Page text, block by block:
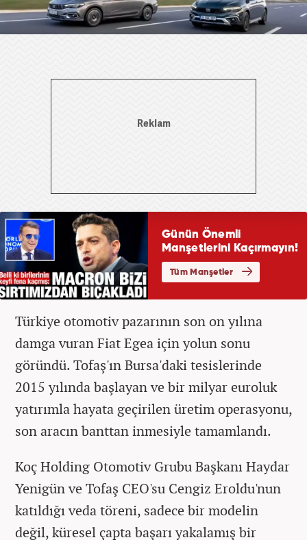
Türkiye otomotiv pazarının son on yılına
damga vuran Fiat Egea için yolun sonu
göründü. Tofaş'ın Bursa'daki tesislerinde
2015 yılında başlayan ve bir milyar euroluk
yatırımla hayata geçirilen üretim operasyonu,
son aracın banttan inmesiyle tamamlandı.
Koç Holding Otomotiv Grubu Başkanı Haydar
Yenigün ve Tofaş CEO'su Cengiz Eroldu'nun
katıldığı veda töreni, sadece bir modelin
değil, küresel çapta başarı yakalamış bir